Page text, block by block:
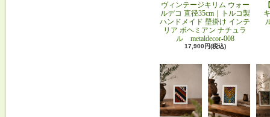
ヴィンテージキリム ウォー
ルデコ 直径35cm｜トルコ製
ハンドメイド 壁掛け インテ
リア ボヘミアン ナチュラ
ル metaldecor-008
17,900円(税込)